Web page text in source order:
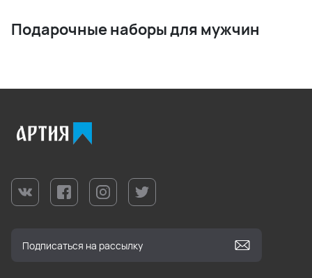
Подарочные наборы для мужчин